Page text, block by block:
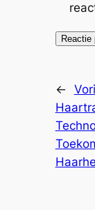
←